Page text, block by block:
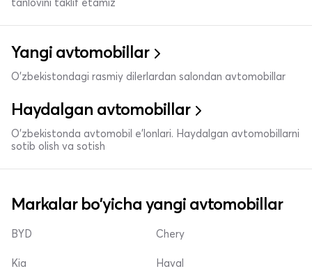
Yangi avtomobillar
O'zbekistondagi rasmiy dilerlardan salondan avtomobillar
Haydalgan avtomobillar
O'zbekistonda avtomobil e’lonlari. Haydalgan avtomobillarni
sotib olish va sotish
Markalar bo'yicha yangi avtomobillar
BYD
Kia
Chery
Haval